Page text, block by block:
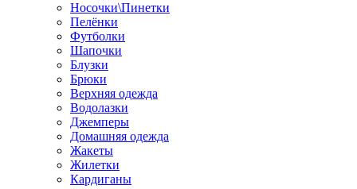
Носочки\Пинетки
Пелёнки
Футболки
Шапочки
Блузки
Брюки
Верхняя одежда
Водолазки
Джемперы
Домашняя одежда
Жакеты
Жилетки
Кардиганы